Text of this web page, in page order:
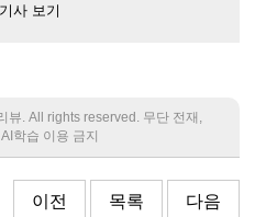
사 보기
. All rights reserved. 무단 전재,
학습 이용 금지
이전 목록 다음